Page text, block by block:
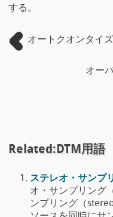
する。
オートクオンタイ
オー
Related:DTM用語
ステレオ・サンプ
オ・サンプリング
ンプリング（